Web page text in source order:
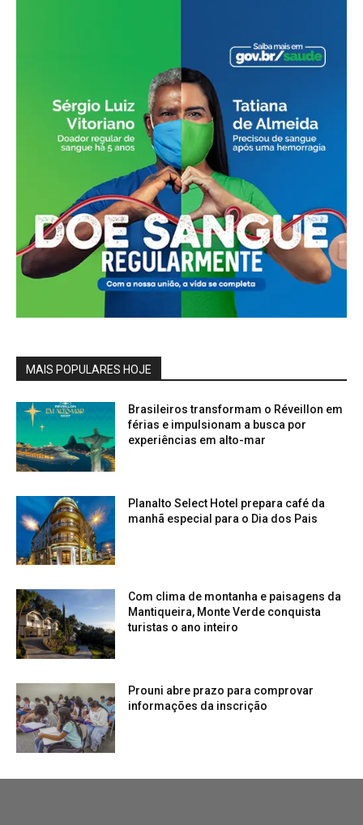
MAIS POPULARES HOJE
Brasileiros transformam o Réveillon em
férias e impulsionam a busca por
experiências em alto-mar
Planalto Select Hotel prepara café da
manhã especial para o Dia dos Pais
Com clima de montanha e paisagens da
Mantiqueira, Monte Verde conquista
turistas o ano inteiro
Prouni abre prazo para comprovar
informações da inscrição